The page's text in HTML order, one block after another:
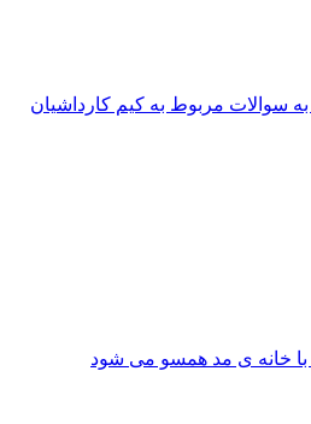
سوالات مربوط به کیم کارداشیان
با خانه‌ ی مد همسو می شود